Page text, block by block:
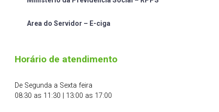
Area do Servidor – E-ciga
Horário de atendimento
De Segunda a Sexta feira
08:30 as 11:30 | 13:00 as 17:00